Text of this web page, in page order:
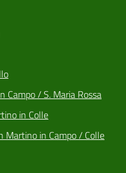
Campo / S. Maria Rossa
in Colle
Martino in Campo / Colle